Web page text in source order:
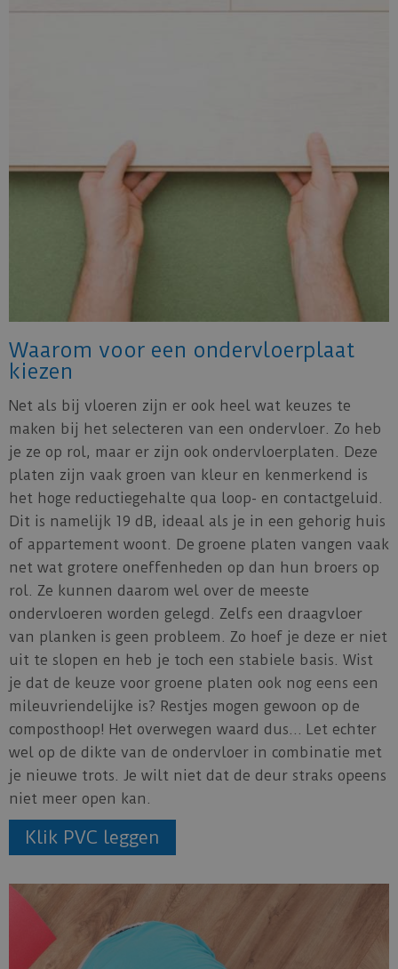
Waarom voor een ondervloerplaat
kiezen
Net als bij vloeren zijn er ook heel wat keuzes te
maken bij het selecteren van een ondervloer. Zo heb
je ze op rol, maar er zijn ook ondervloerplaten. Deze
platen zijn vaak groen van kleur en kenmerkend is
het hoge reductiegehalte qua loop- en contactgeluid.
Dit is namelijk 19 dB, ideaal als je in een gehorig huis
of appartement woont. De groene platen vangen vaak
net wat grotere oneffenheden op dan hun broers op
rol. Ze kunnen daarom wel over de meeste
ondervloeren worden gelegd. Zelfs een draagvloer
van planken is geen probleem. Zo hoef je deze er niet
uit te slopen en heb je toch een stabiele basis. Wist
je dat de keuze voor groene platen ook nog eens een
mileuvriendelijke is? Restjes mogen gewoon op de
composthoop! Het overwegen waard dus... Let echter
wel op de dikte van de ondervloer in combinatie met
je nieuwe trots. Je wilt niet dat de deur straks opeens
niet meer open kan.
Klik PVC leggen